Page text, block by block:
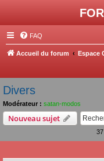
FAQ
Accueil du forum Espace
Divers
Modérateur : satan-modos
Nouveau sujet